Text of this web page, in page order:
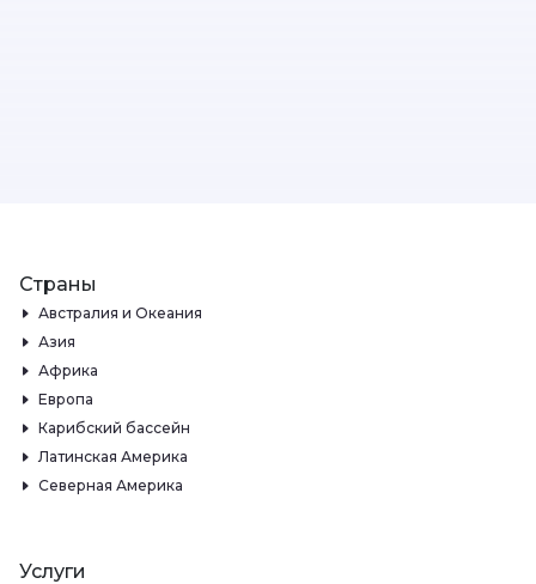
Страны
Австралия и Океания
Азия
Африка
Европа
Карибский бассейн
Латинская Америка
Северная Америка
Услуги